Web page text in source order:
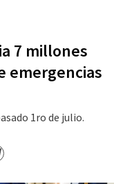
7 millones
emergencias
1ro de julio.